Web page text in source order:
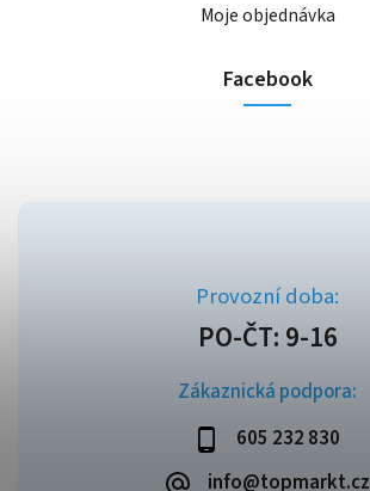
Zákaznická podpora:
605 232 830
info@topmarkt.cz
Moje objednávka
Facebook